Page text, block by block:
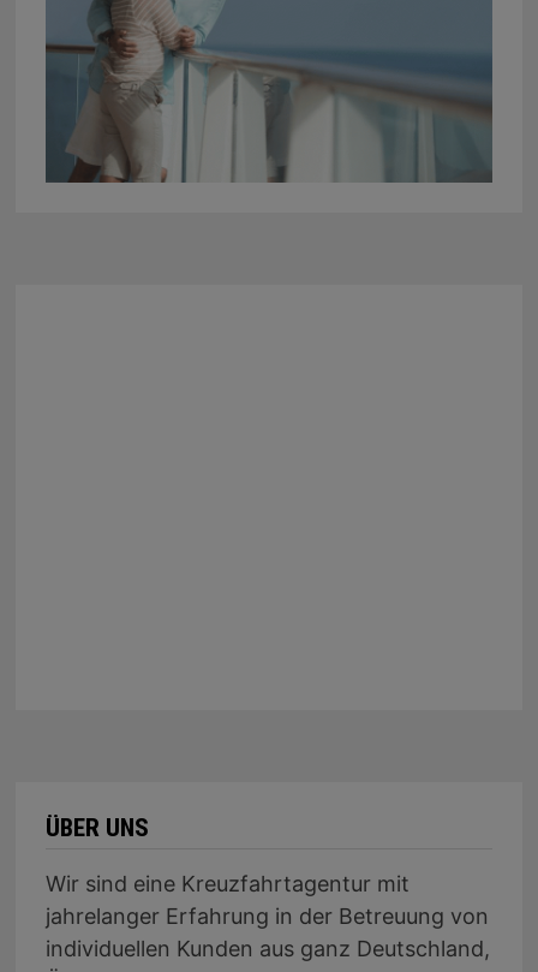
ÜBER UNS
Wir sind eine Kreuzfahrtagentur mit
jahrelanger Erfahrung in der Betreuung von
individuellen Kunden aus ganz Deutschland,